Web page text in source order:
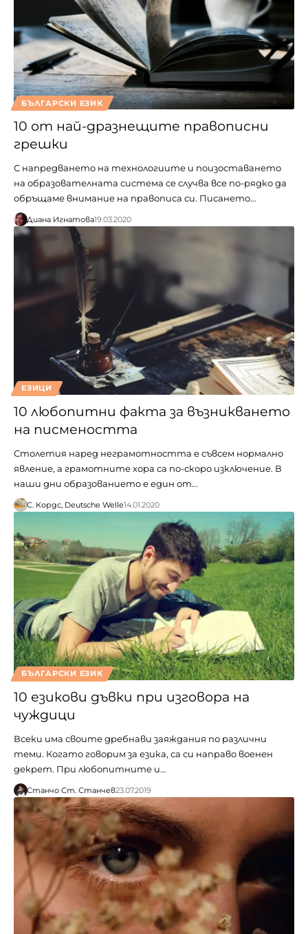
БЪЛГАРСКИ ЕЗИК
10 от най-дразнещите правописни
грешки
С напредването на технологиите и поизоставането
на образователната система се случва все по-рядко да
обръщаме внимание на правописа си. Писането…
Диана Игнатова19.03.2020
ЕЗИЦИ
10 любопитни факта за възникването
на писмеността
Столетия наред неграмотността е съвсем нормално
явление, а грамотните хора са по-скоро изключение. В
наши дни образованието е един от…
С. Кордс, Deutsche Welle14.01.2020
БЪЛГАРСКИ ЕЗИК
10 езикови дъвки при изговора на
чуждици
Всеки има своите дребнави заяждания по различни
теми. Когато говорим за езика, са си направо военен
декрет. При любопитните и…
Станчо Ст. Станчев23.07.2019